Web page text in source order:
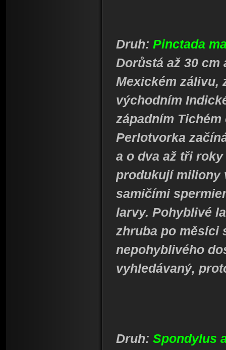
Druh: Pinctada
Dorůstá až 30 cm
Mexickém zálivu,
východním
západním Tichém
Perlotvorka
a o dva až tři
produkují miliony
samičími
larvy. Pohyblivé
zhruba po měsíci
nepohyblivého
vyhledávaný,
Druh: Spondylus